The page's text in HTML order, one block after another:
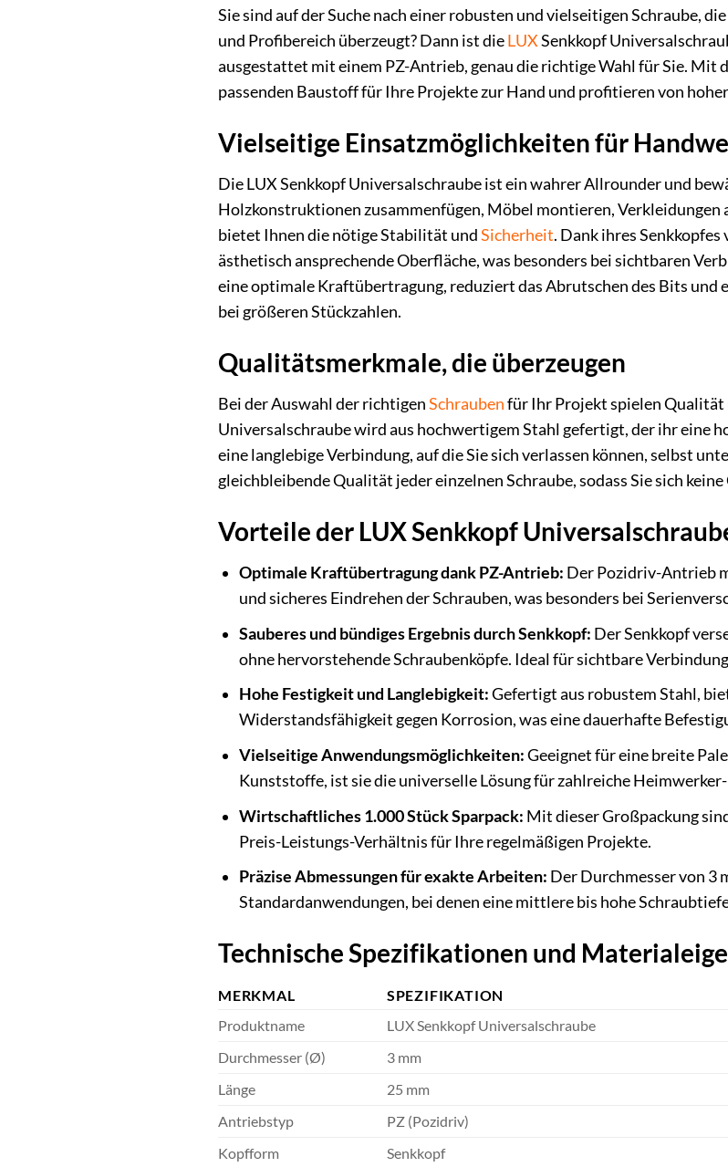
Sie sind auf der Suche nach einer robusten und vielseitigen Schraube,
und Profibereich überzeugt? Dann ist dieLUXSenkkopf
ausgestattet mit einem PZ-Antrieb, genau die richtige Wahl für Sie. Mit
passenden Baustoff für Ihre Projekte zur Hand und profitieren von
Vielseitige Einsatzmöglichkeiten für
Die LUX Senkkopf Universalschraube ist ein wahrer Allrounder und
Holzkonstruktionen zusammenfügen, Möbel montieren,
bietet Ihnen die nötige Stabilität undSicherheit. Dank ihres
ästhetisch ansprechende Oberfläche, was besonders bei sichtbaren
eine optimale Kraftübertragung, reduziert das Abrutschen des Bits
bei größeren Stückzahlen.
Qualitätsmerkmale, die überzeugen
Bei der Auswahl der richtigenSchraubenfür Ihr Projekt spielen
Universalschraube wird aus hochwertigem Stahl gefertigt, der ihr eine
eine langlebige Verbindung, auf die Sie sich verlassen können, selbst
gleichbleibende Qualität jeder einzelnen Schraube, sodass Sie sich
Vorteile der LUX Senkkopf
Optimale Kraftübertragung dank PZ-Antrieb: Der Pozidriv-Antrieb
und sicheres Eindrehen der Schrauben, was besonders bei
Sauberes und bündiges Ergebnis durch Senkkopf: Der Senkkopf
ohne hervorstehende Schraubenköpfe. Ideal für sichtbare
Hohe Festigkeit und Langlebigkeit:Gefertigt aus robustem Stahl,
Widerstandsfähigkeit gegen Korrosion, was eine dauerhafte
Vielseitige Anwendungsmöglichkeiten:Geeignet für eine breite
Kunststoffe, ist sie die universelle Lösung für zahlreiche
Wirtschaftliches 1.000 Stück Sparpack: Mit dieser Großpackung
Preis-Leistungs-Verhältnis für Ihre regelmäßigen Projekte.
Präzise Abmessungen für exakte Arbeiten: Der Durchmesser von 3
Standardanwendungen, bei denen eine mittlere bis hohe
Technische Spezifikationen und
MERKMAL
SPEZIFIKATION
Produktname
LUX Senkkopf Universalschraube
Durchmesser (Ø)
3 mm
Länge
25 mm
Antriebstyp
PZ (Pozidriv)
Kopfform
Senkkopf